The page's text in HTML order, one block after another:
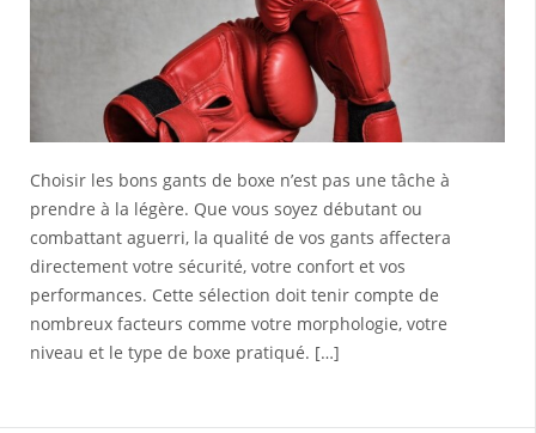
Choisir les bons gants de boxe n’est pas une tâche à
prendre à la légère. Que vous soyez débutant ou
combattant aguerri, la qualité de vos gants affectera
directement votre sécurité, votre confort et vos
performances. Cette sélection doit tenir compte de
nombreux facteurs comme votre morphologie, votre
niveau et le type de boxe pratiqué. […]